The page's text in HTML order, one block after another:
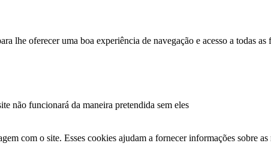
lhe oferecer uma boa experiência de navegação e acesso a todas as
não funcionará da maneira pretendida sem eles
com o site. Esses cookies ajudam a fornecer informações sobre